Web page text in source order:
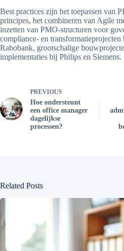
Best practices zijn het toepassen van
principes, het combineren van Agile
inzetten van PMO-structuren voor
compliance- en
Rabobank, grootschalige
implementaties bij Philips en Siemens.
PREVIOUS
Hoe ondersteunt
een office manager
dagelijkse
processen?
Related Posts